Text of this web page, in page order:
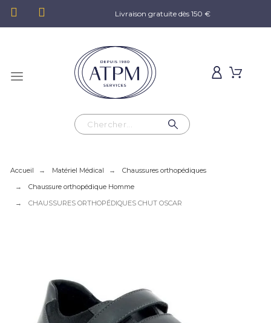
Livraison gratuite dès 150 €
Accueil Matériel Médical
Chaussures orthopédiques
Chaussure orthopédique Homme
CHAUSSURES ORTHOPÉDIQUES CHUT OSCAR